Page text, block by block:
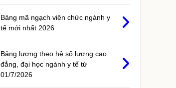
Bảng mã ngạch viên chức ngành y
tế mới nhất 2026
Bảng lương theo hệ số lương cao
đẳng, đại học ngành y tế từ
01/7/2026